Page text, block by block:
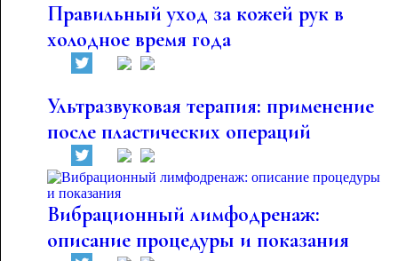
Правильный уход за кожей рук в
холодное время года
Ультразвуковая терапия: применение
после пластических операций
Вибрационный лимфодренаж:
описание процедуры и показания